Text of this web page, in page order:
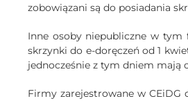
zobowiązani są do posiadania
Inne osoby niepubliczne w tym
skrzynki do e-doręczeń od 1
jednocześnie z tym dniem mają
Firmy zarejestrowane w CEiDG